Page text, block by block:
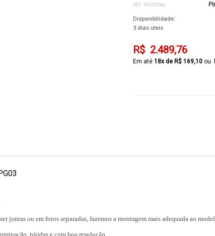
REF: PG03foto
Disponibilidade:
3 dias úteis
R$ 2.489,76
18x de R$ 169,10
juntas ou em fotos separadas, fazemos a montagem mais adequada ao
nítidas e com boa resolução.